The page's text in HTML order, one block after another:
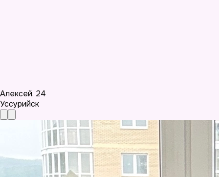
Алексей, 24
Уссурийск